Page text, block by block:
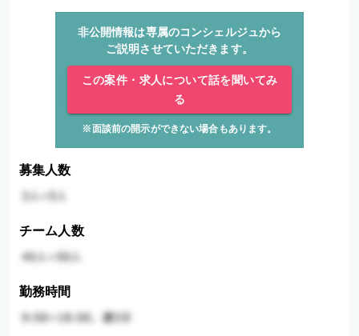
非公開情報は専属のコンシェルジュから
ご説明させていただきます。
この案件・求人について話を聞いてみ
る
※面談前の開示ができない場合もあります。
募集人数
チーム人数
勤務時間